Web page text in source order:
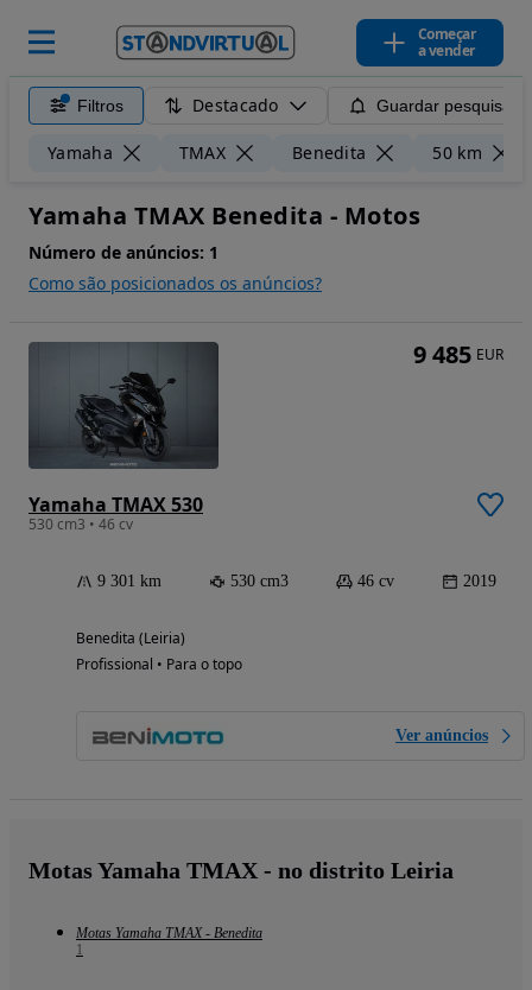
Começar
a vender
Filtros Destacado Guardar pesquisa
Yamaha TMAX Benedita 50 km
Yamaha TMAX Benedita - Motos
Número de anúncios: 1
Como são posicionados os anúncios?
Yamaha TMAX 530
530 cm3 • 46 cv
9 301 km 530 cm3 46 cv 2019
Benedita (Leiria)
Profissional • Para o topo
Ver anúncios
9 485 EUR
Motas Yamaha TMAX - no distrito Leiria
Motas Yamaha TMAX - Benedita
1